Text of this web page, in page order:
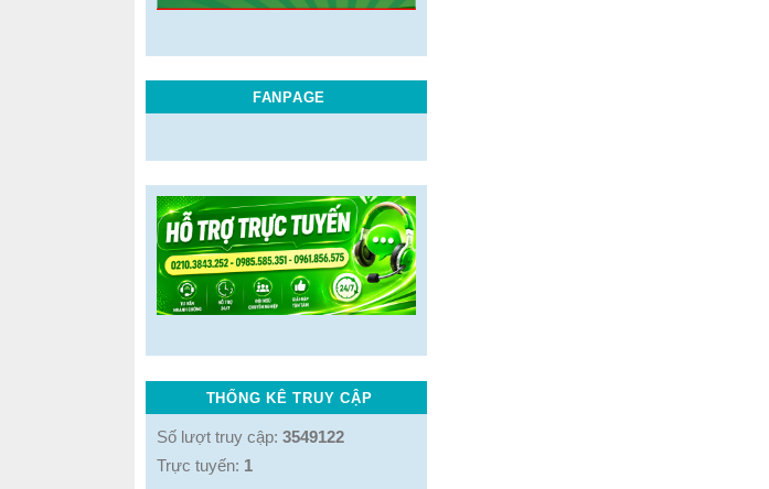
FANPAGE
THỐNG KÊ TRUY CẬP
Số lượt truy cập: 3549122
Trực tuyến: 1